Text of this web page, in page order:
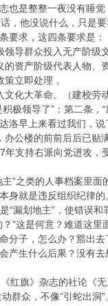
也是整整一夜没有睡觉
，他没说什么，只是
要求，这四条要求是：
导群众投入无产阶级
资产阶级代表人物、
立即处理，
化大革命。（建校劳
极领导了”；第二条，
早上来看过我们，
公楼的前前后后已贴
支持右派向党进攻，
”之类的人事档案里
身就是违反组织纪律
“漏划地主”，使错误和
”这是何意？难道这里
分子，怎么办？豁出
产生什么后果？没有
红旗》杂志的社论《
群众，不像“引蛇出洞”